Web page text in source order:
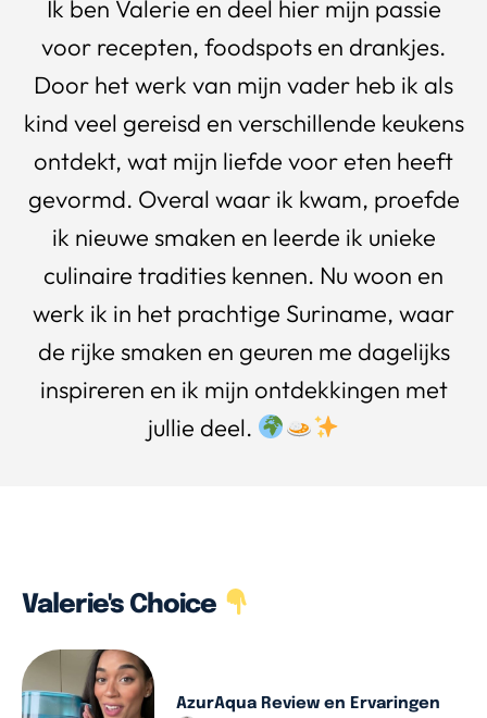
Ik ben Valerie en deel hier mijn passie
voor recepten, foodspots en drankjes.
Door het werk van mijn vader heb ik als
kind veel gereisd en verschillende keukens
ontdekt, wat mijn liefde voor eten heeft
gevormd. Overal waar ik kwam, proefde
ik nieuwe smaken en leerde ik unieke
culinaire tradities kennen. Nu woon en
werk ik in het prachtige Suriname, waar
de rijke smaken en geuren me dagelijks
inspireren en ik mijn ontdekkingen met
jullie deel.
Valerie's Choice
AzurAqua Review en Ervaringen